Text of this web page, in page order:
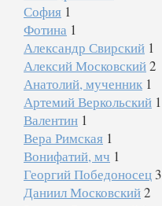
София 1
Фотина 1
Александр Свирский 1
Алексий Московский2
Анатолий, мученник 1
Артемий Веркольский 1
Валентин 1
Вера Римская 1
Вонифатий, мч 1
Георгий Победоносец 3
Даниил Московский2